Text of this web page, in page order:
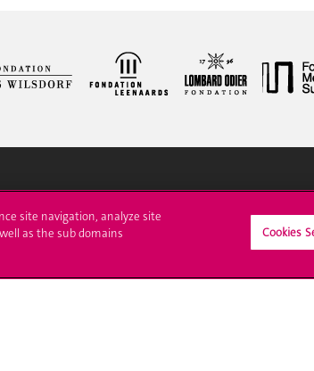
Contact
Library
site navigation, analyze site
as the sub domains
Cookies